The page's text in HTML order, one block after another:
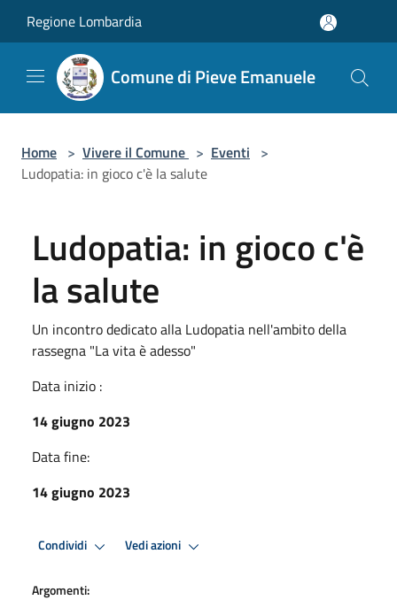
Regione Lombardia
Comune di Pieve Emanuele
Home > Vivere il Comune > Eventi >
Ludopatia: in gioco c'è la salute
Ludopatia: in gioco c'è
la salute
Un incontro dedicato alla Ludopatia nell'ambito della
rassegna "La vita è adesso"
Data inizio :
14 giugno 2023
Data fine:
14 giugno 2023
Condividi Vedi azioni
Argomenti: